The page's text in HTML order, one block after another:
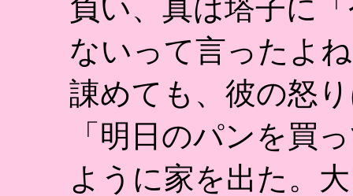
負い、真は塔子に
ないって言ったよ
諌めても、彼の怒
「明日のパンを買
ように家を出た。